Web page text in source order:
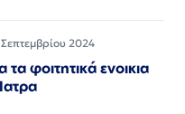
2024
τα φοιτητικά ενοικια